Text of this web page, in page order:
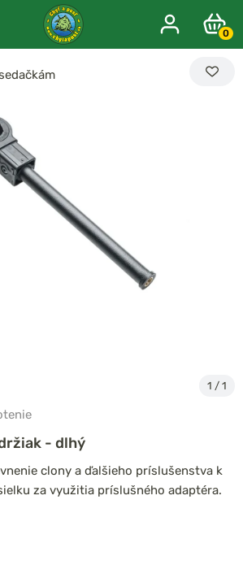
0
1 / 1
- dlhý
clony a ďalšieho príslušenstva k
za využitia príslušného adaptéra.